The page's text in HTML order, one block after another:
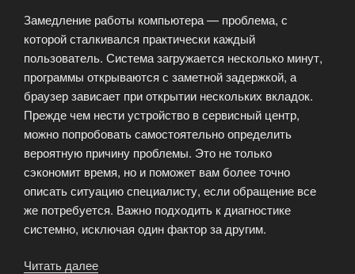
обслуживания»
Замедление работы компьютера — проблема, с
которой сталкивался практически каждый
пользователь. Система загружается несколько минут,
программы открываются с заметной задержкой, а
браузер зависает при открытии нескольких вкладок.
Прежде чем нести устройство в сервисный центр,
можно попробовать самостоятельно определить
вероятную причину проблемы. Это не только
сэкономит время, но и поможет вам более точно
описать ситуацию специалисту, если обращение все
же потребуется. Важно подходить к диагностике
системно, исключая один фактор за другим.
Читать далее